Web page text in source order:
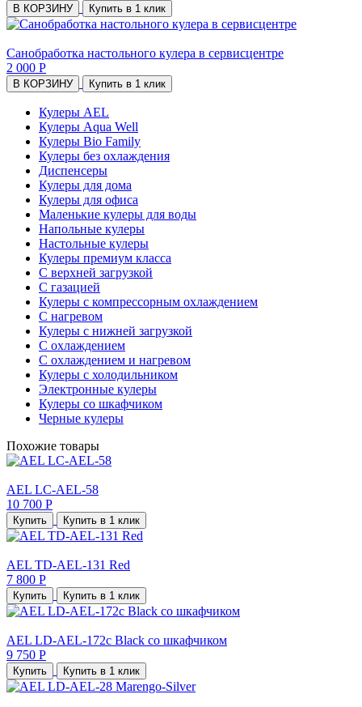
В КОРЗИНУ Купить в 1 клик
Санобработка настольного кулера в сервисцентре
2 000 Р
В КОРЗИНУ Купить в 1 клик
Кулеры AEL
Кулеры Aqua Well
Кулеры Bio Family
Кулеры без охлаждения
Диспенсеры
Кулеры для дома
Кулеры для офиса
Маленькие кулеры для воды
Напольные кулеры
Настольные кулеры
Кулеры премиум класса
С верхней загрузкой
С газацией
Кулеры с компрессорным охлаждением
С нагревом
Кулеры с нижней загрузкой
С охлаждением
С охлаждением и нагревом
Кулеры с холодильником
Электронные кулеры
Кулеры со шкафчиком
Черные кулеры
Похожие товары
AEL LC-AEL-58
10 700 Р
Купить Купить в 1 клик
AEL TD-AEL-131 Red
7 800 Р
Купить Купить в 1 клик
AEL LD-AEL-172c Black со шкафчиком
9 750 Р
Купить Купить в 1 клик